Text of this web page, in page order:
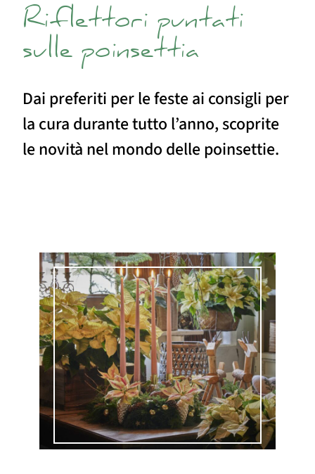
Riflettori puntati
sulle poinsettia
Dai preferiti per le feste ai consigli per
la cura durante tutto l’anno, scoprite
le novità nel mondo delle poinsettie.